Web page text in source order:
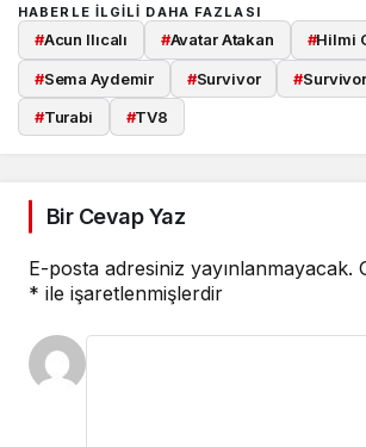
HABERLE ILGILI DAHA FAZLASI
#Acun Ilıcalı #Avatar Atakan #Hilmi
#Sema Aydemir #Survivor #
#Turabi #TV8
Bir Cevap Yaz
E-posta adresiniz yayınlanmayacak.
* ile işaretlenmişlerdir